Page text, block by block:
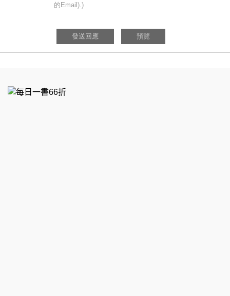
的Email).)